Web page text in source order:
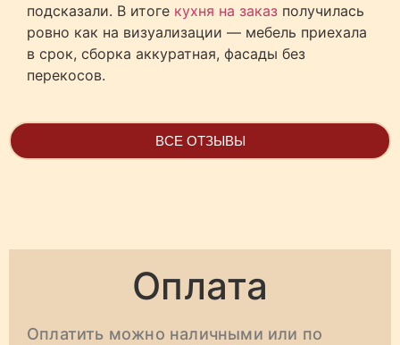
подсказали. В итоге кухня на заказ получилась
ровно как на визуализации — мебель приехала
в срок, сборка аккуратная, фасады без
перекосов.
ВСЕ ОТЗЫВЫ
Оплата
Оплатить можно наличными или по